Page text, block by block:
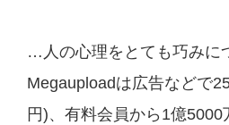
…人の心理をとても巧みに
Megauploadは広告などで
円)、有料会員から1億5000